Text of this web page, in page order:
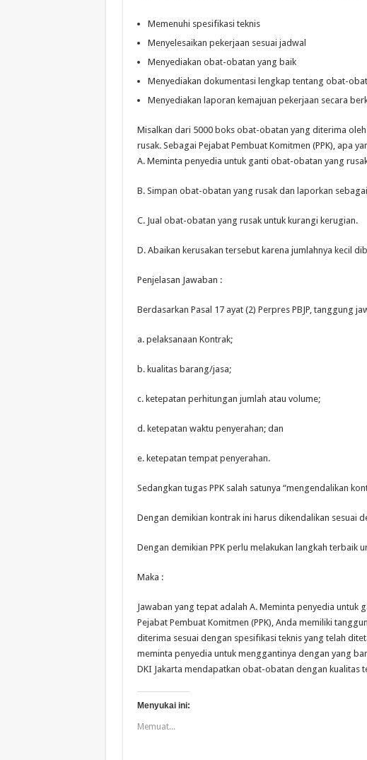
Memenuhi spesifikasi teknis
Menyelesaikan pekerjaan sesuai jadwal
Menyediakan obat-obatan yang baik
Menyediakan dokumentasi lengkap tentang obat-
Menyediakan laporan kemajuan pekerjaan secara
Misalkan dari 5000 boks obat-obatan yang diterima
rusak. Sebagai Pejabat Pembuat Komitmen (PPK), apa
A. Meminta penyedia untuk ganti obat-obatan yang
B. Simpan obat-obatan yang rusak dan laporkan
C. Jual obat-obatan yang rusak untuk kurangi kerugian.
D. Abaikan kerusakan tersebut karena jumlahnya kecil
Penjelasan Jawaban :
Berdasarkan Pasal 17 ayat (2) Perpres PBJP, tanggung
a. pelaksanaan Kontrak;
b. kualitas barang/jasa;
c. ketepatan perhitungan jumlah atau volume;
d. ketepatan waktu penyerahan; dan
e. ketepatan tempat penyerahan.
Sedangkan tugas PPK salah satunya “mengendalikan
Dengan demikian kontrak ini harus dikendalikan sesuai
Dengan demikian PPK perlu melakukan langkah terbaik
Maka :
Jawaban yang tepat adalah A. Meminta penyedia
Pejabat Pembuat Komitmen (PPK), Anda memiliki
diterima sesuai dengan spesifikasi teknis yang telah
meminta penyedia untuk menggantinya dengan yang
DKI Jakarta mendapatkan obat-obatan dengan kualitas
Menyukai ini:
Memuat...